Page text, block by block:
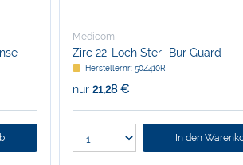
Medicom
Zirc 22-Loch Steri-Bur Guard
Herstellernr: 50Z410R
nur 21,28 €
In den